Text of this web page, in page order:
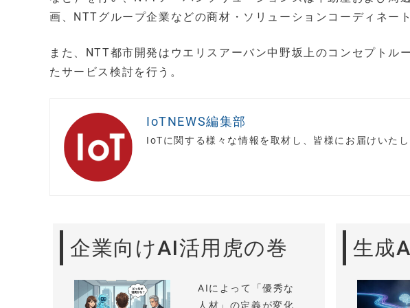
画、NTTグループ企業などの商材・ソリューションコーディネート
また、NTT都市開発はウエリスアーバン中野坂上のコンセプトル
たサービス検討を行う。
IoTNEWS編集部
IoTに関する様々な情報を取材し、皆様にお届けいたし
企業向けAI活用虎の巻
AIによって「優秀な
生成